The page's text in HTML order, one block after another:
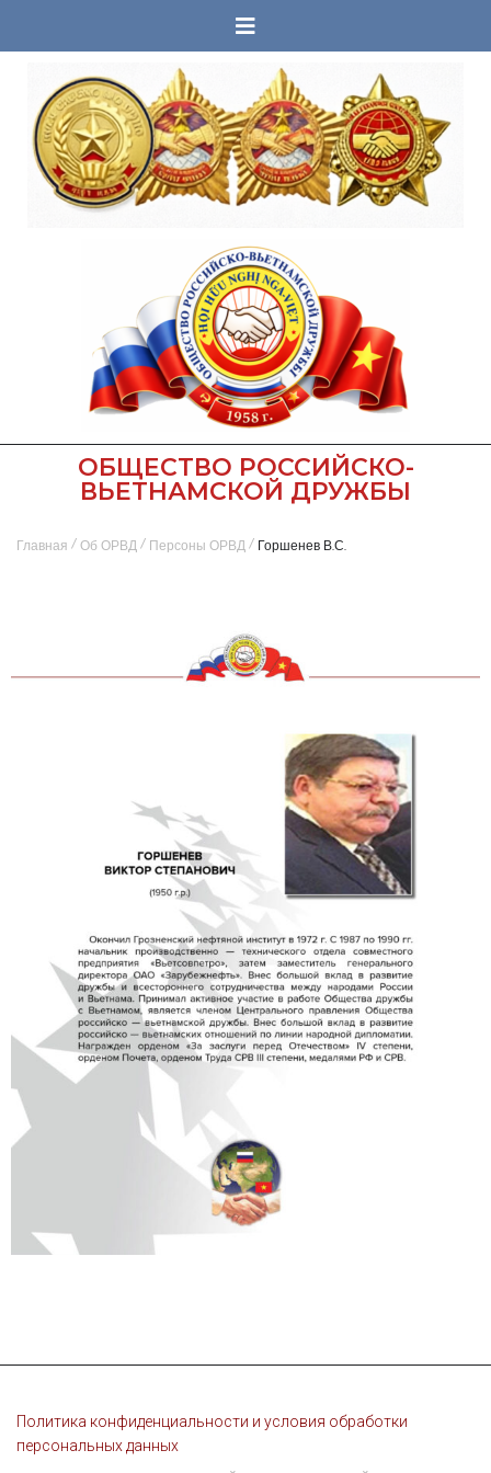
ОБЩЕСТВО РОССИЙСКО-
ВЬЕТНАМСКОЙ ДРУЖБЫ
Главная /Об ОРВД/ Персоны ОРВД/ Горшенев В.С.
Политика конфиденциальности и условия обработки
персональных данных